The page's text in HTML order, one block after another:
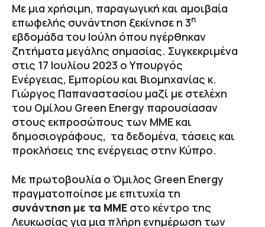
Με μια χρήσιμη, παραγωγική και αμοιβαία
επωφελής συνάντηση ξεκίνησε η 3η
εβδομάδα του Ιούλη όπου ηγέρθηκαν
ζητήματα μεγάλης σημασίας. Συγκεκριμένα
στις 17 Ιουλίου 2023 ο Υπουργός
Ενέργειας, Εμπορίου και Βιομηχανίας κ.
Γιώργος Παπαναστασίου μαζί με στελέχη
του Ομίλου Green Energy παρουσίασαν
στους εκπροσώπους των ΜΜΕ και
δημοσιογράφους, τα δεδομένα, τάσεις και
προκλήσεις της ενέργειας στην Κύπρο.
Με πρωτοβουλία o Όμιλος Green Energy
πραγματοποίησε με επιτυχία τη
συνάντηση με τα ΜΜΕστο κέντρο της
Λευκωσίας για μια πλήρη ενημέρωση των